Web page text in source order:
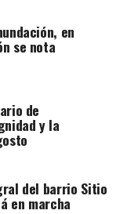
en
se nota
de
y la
del barrio Sitio
en marcha